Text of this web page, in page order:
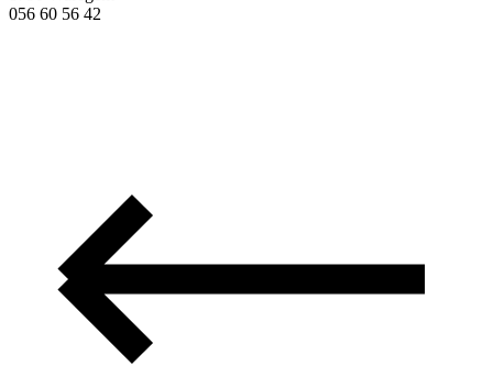
056 60 56 42